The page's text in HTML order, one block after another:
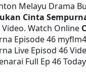
Melayu Drama
Cinta
Watch Online
Episode 46
Live Episod 46
Full Ep 46